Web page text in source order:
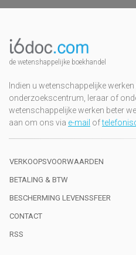
de wetenshappelijke boekhandel
Indien u wetenschappelijke werken
onderzoekscentrum, leraar of
wetenschappelijke werken beter
aan om ons via e-mail of
VERKOOPSVOORWAARDEN
BETALING & BTW
BESCHERMING LEVENSSFEER
CONTACT
RSS